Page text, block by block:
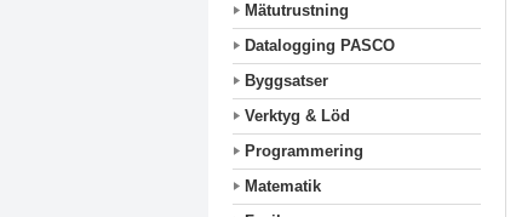
Mätutrustning
Datalogging PASCO
Byggsatser
Verktyg & Löd
Programmering
Matematik